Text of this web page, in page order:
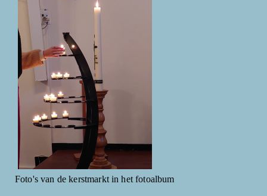
Foto's van de kerstmarkt in het fotoalbum